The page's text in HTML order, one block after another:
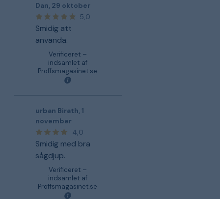
Dan 29 oktober
5,0
Smidig att
använda.
Verificeret –
indsamlet af
Proffsmagasinet.se
urban Birath 1
november
4,0
Smidig med bra
sågdjup.
Verificeret –
indsamlet af
Proffsmagasinet.se